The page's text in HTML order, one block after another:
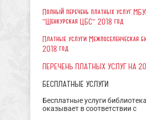
Полный перечень платных услуг
"Шенкурская ЦБС" 2018 год
Платные услуги Межпоселенческая
2018 год
ПЕРЕЧЕНЬ ПЛАТНЫХ УСЛУГ НА
БЕСПЛАТНЫЕ УСЛУГИ
Бесплатные услуги библиотека
оказывает в соответствии с